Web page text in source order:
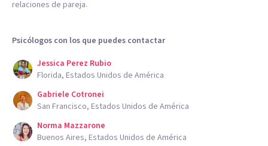
relaciones de pareja.
Psicólogos con los que puedes contactar
Jessica Perez Rubio
Florida, Estados Unidos de América
Gabriele Cotronei
San Francisco, Estados Unidos de América
Norma Mazzarone
Buenos Aires, Estados Unidos de América